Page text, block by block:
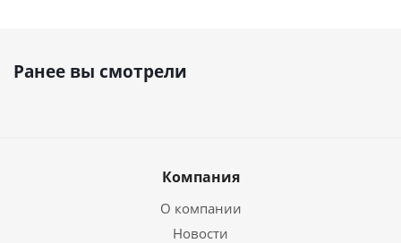
Ранее вы смотрели
Компания
О компании
Новости